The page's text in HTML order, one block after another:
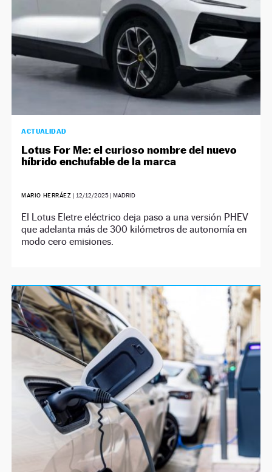
ACTUALIDAD
Lotus For Me: el curioso nombre del nuevo
híbrido enchufable de la marca
MARIO HERRÁEZ | 12/12/2025 | MADRID
El Lotus Eletre eléctrico deja paso a una versión PHEV
que adelanta más de 300 kilómetros de autonomía en
modo cero emisiones.